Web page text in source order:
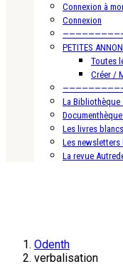
Connexion à
Connexion
PETITES
Toutes
Créer /
La Bibliothèque
Les livres
Les newsletters
La revue
Odenth
verbalisation